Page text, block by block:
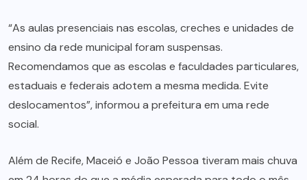
“As aulas presenciais nas escolas, creches e unidades de
ensino da rede municipal foram suspensas.
Recomendamos que as escolas e faculdades particulares,
estaduais e federais adotem a mesma medida. Evite
deslocamentos”, informou a prefeitura em uma rede
social.
Além de Recife, Maceió e João Pessoa tiveram mais chuva